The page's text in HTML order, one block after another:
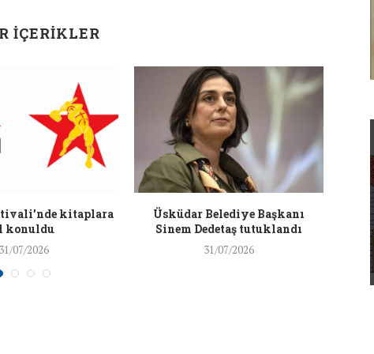
İÇERIKLER
kitaplara
konuldu
31/07/2026
Üsküdar Belediye Başkanı
Sinem Dedetaş tutuklandı
31/07/2026